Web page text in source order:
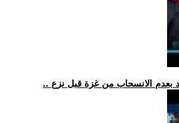
بعدم الانسحاب من غزة قبل نزع